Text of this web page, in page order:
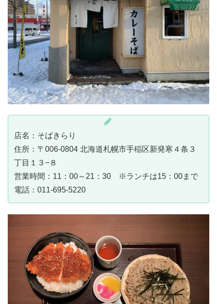
店名：そばきらり
住所：〒006-0804 北海道札幌市手稲区新発寒４条３
丁目１３−８
営業時間：11：00～21：30 ※ランチは15：00まで
電話：011-695-5220